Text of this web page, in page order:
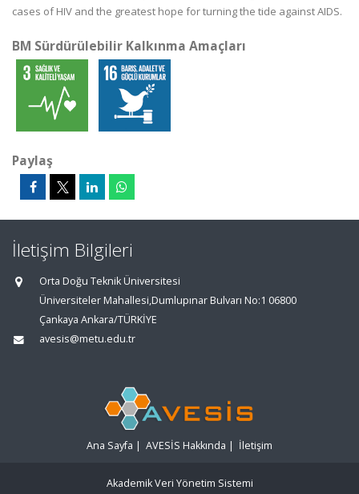
cases of HIV and the greatest hope for turning the tide against AIDS.
BM Sürdürülebilir Kalkınma Amaçları
Paylaş
İletişim Bilgileri
Orta Doğu Teknik Üniversitesi
Üniversiteler Mahallesi,Dumlupınar Bulvarı No:1 06800
Çankaya Ankara/TÜRKİYE
avesis@metu.edu.tr
Ana Sayfa | AVESİS Hakkında | İletişim
Akademik Veri Yönetim Sistemi